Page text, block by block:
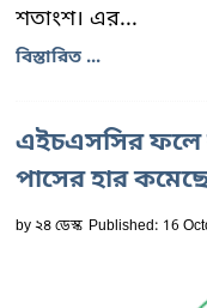
শতাংশ। এর...
বিস্তারিত ...
এইচএসসির ফলে
পাসের হার
by২৪ ডেস্ক Published: 16